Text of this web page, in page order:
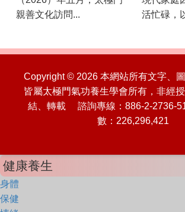
親善文化訪問...
活忙碌，
Copyright © 2026 本網站所有文字、
皆屬太極門氣功養生學會所有，非經
結、轉載 諮詢專線：886-2-2736-
數：226,296,421
健康養生
身體
保健